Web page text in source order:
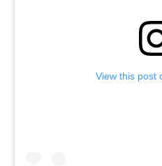
View this post